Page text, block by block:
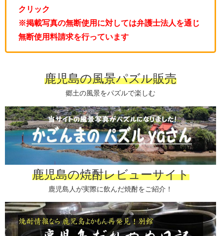
クリック
※掲載写真の無断使用に対しては弁護士法人を通じ
無断使用料請求を行っています
鹿児島の風景パズル販売
郷土の風景をパズルで楽しむ
鹿児島の焼酎レビューサイト
鹿児島人が実際に飲んだ焼酎をご紹介！